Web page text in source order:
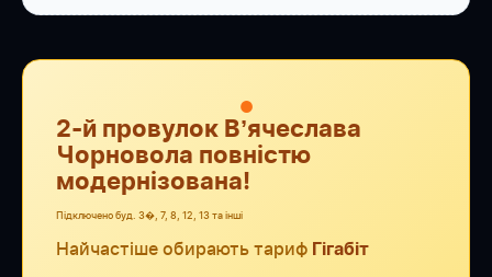
●
2-й провулок Вʼячеслава
Чорновола повністю
модернізована!
Підключено буд. 3�, 7, 8, 12, 13 та інші
Найчастіше обирають тариф Гігабіт